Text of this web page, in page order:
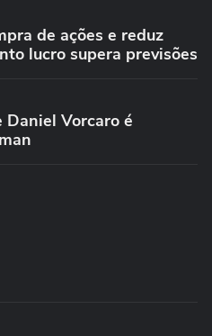
de ações e reduz
lucro supera previsões
Vorcaro é